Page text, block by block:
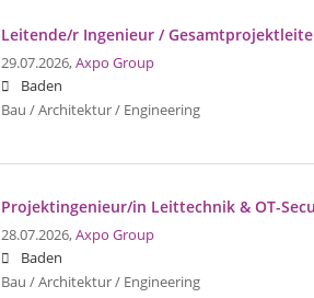
Leitende/r Ingenieur /
29.07.2026,Axpo Group
Baden
Bau / Architektur / Engineering
Projektingenieur/in Leittechnik & OT-
28.07.2026,Axpo Group
Baden
Bau / Architektur / Engineering